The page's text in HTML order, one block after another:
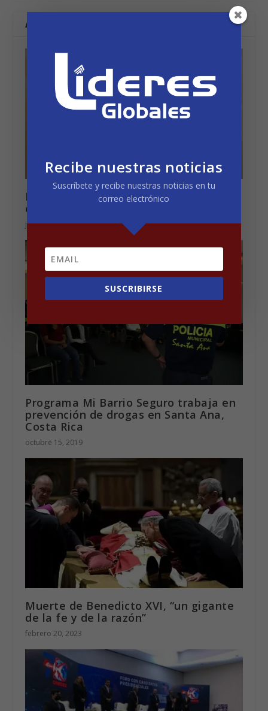
ARTÍCULOS RELACIONADOS
Duro mensaje del Papa a los
empresarios
julio 6, 2021
Programa Mi Barrio Seguro trabaja en
prevención de drogas en Santa Ana,
Costa Rica
octubre 15, 2019
Muerte de Benedicto XVI, “un gigante
de la fe y de la razón”
febrero 20, 2023
Recibe nuestras noticias
Suscríbete y recibe nuestras noticias en tu
correo electrónico
SUSCRIBIRSE